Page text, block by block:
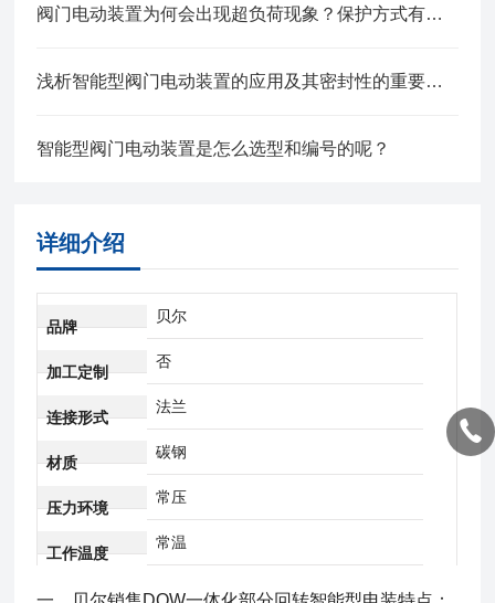
阀门电动装置为何会出现超负荷现象？保护方式有哪些？
浅析智能型阀门电动装置的应用及其密封性的重要功用
智能型阀门电动装置是怎么选型和编号的呢？
详细介绍
品牌
贝尔
加工定制
否
连接形式
法兰
材质
碳钢
压力环境
常压
工作温度
常温